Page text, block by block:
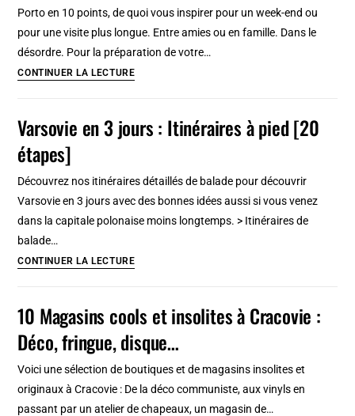
Glories
à
Barcelone
:
des
Porto en 10 points, de quoi vous inspirer pour un week-end ou
pour une visite plus longue. Entre amies ou en famille. Dans le
désordre. Pour la préparation de votre…
CONTINUER LA LECTURETop
raisons
Varsovie en 3 jours : Itinéraires à pied [20
étapes]
Découvrez nos itinéraires détaillés de balade pour découvrir
Varsovie en 3 jours avec des bonnes idées aussi si vous venez
dans la capitale polonaise moins longtemps. > Itinéraires de
balade…
CONTINUER LA LECTUREVarsovie
jours
:
Itinéraires
10 Magasins cools et insolites à Cracovie :
Déco, fringue, disque…
Voici une sélection de boutiques et de magasins insolites et
originaux à Cracovie : De la déco communiste, aux vinyls en
passant par un atelier de chapeaux, un magasin de…